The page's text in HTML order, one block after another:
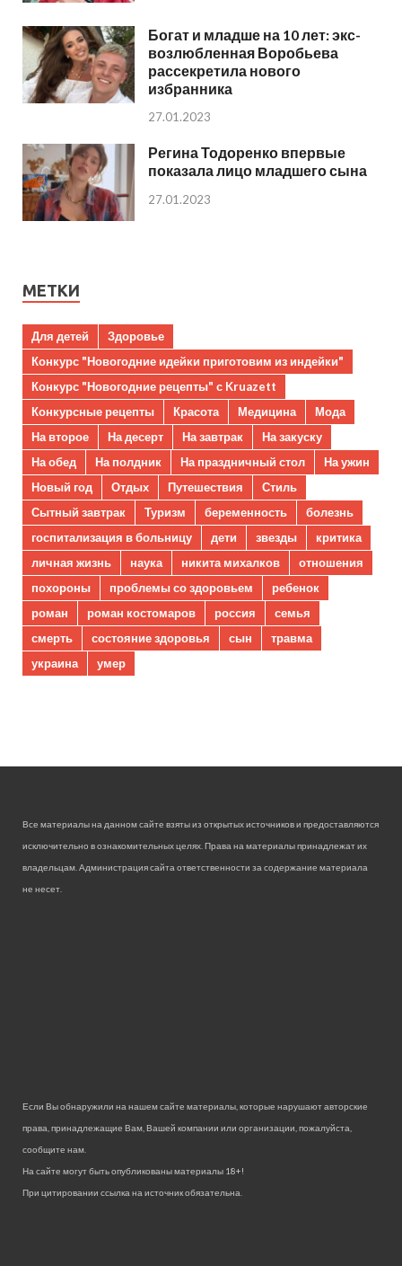
Богат и младше на 10 лет: экс-
возлюбленная Воробьева
рассекретила нового
избранника
27.01.2023
Регина Тодоренко впервые
показала лицо младшего сына
27.01.2023
МЕТКИ
Для детей
Здоровье
Конкурс "Новогодние идейки приготовим из индейки"
Конкурс "Новогодние рецепты" с Kruazett
Конкурсные рецепты
Красота Медицина
Мода
На второе
На десерт На завтрак
На закуску
На обед
На полдник На праздничный стол
На ужин
Новый год
Отдых Путешествия
Стиль
Сытный завтрак
Туризм беременность
болезнь
госпитализация в больницу
дети звезды
критика
личная жизнь
наука никита михалков
отношения
похороны
проблемы со здоровьем
ребенок
роман
роман костомаров россия
семья
смерть
состояние здоровья сын
травма
украина
умер
Все материалы на данном сайте взяты из открытых источников и предоставляются
исключительно в ознакомительных целях. Права на материалы принадлежат их
владельцам. Администрация сайта ответственности за содержание материала
не несет.
Если Вы обнаружили на нашем сайте материалы, которые нарушают авторские
права, принадлежащие Вам, Вашей компании или организации, пожалуйста,
сообщите нам.
На сайте могут быть опубликованы материалы 18+!
При цитировании ссылка на источник обязательна.